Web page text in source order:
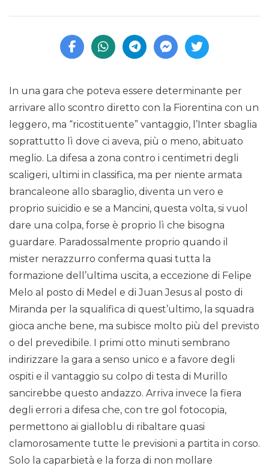
In una gara che poteva essere determinante per
arrivare allo scontro diretto con la Fiorentina con un
leggero, ma “ricostituente” vantaggio, l’Inter sbaglia
soprattutto lì dove ci aveva, più o meno, abituato
meglio. La difesa a zona contro i centimetri degli
scaligeri, ultimi in classifica, ma per niente armata
brancaleone allo sbaraglio, diventa un vero e
proprio suicidio e se a Mancini, questa volta, si vuol
dare una colpa, forse è proprio lì che bisogna
guardare. Paradossalmente proprio quando il
mister nerazzurro conferma quasi tutta la
formazione dell’ultima uscita, a eccezione di Felipe
Melo al posto di Medel e di Juan Jesus al posto di
Miranda per la squalifica di quest’ultimo, la squadra
gioca anche bene, ma subisce molto più del previsto
o del prevedibile. I primi otto minuti sembrano
indirizzare la gara a senso unico e a favore degli
ospiti e il vantaggio su colpo di testa di Murillo
sancirebbe questo andazzo. Arriva invece la fiera
degli errori a difesa che, con tre gol fotocopia,
permettono ai gialloblu di ribaltare quasi
clamorosamente tutte le previsioni a partita in corso.
Solo la caparbietà e la forza di non mollare